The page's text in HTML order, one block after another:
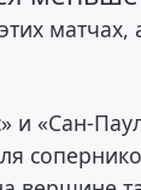
«Сан-